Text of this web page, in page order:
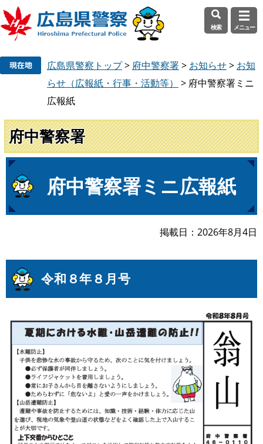
頭
で
す
。
飛
ば
し
て
へ
検索 メニュー
広島県警察トップ> 府中警察署> お知らせ> お知
らせ（広報紙・行事・活動等）
> 府中警察署ミニ
広報紙
府中警察署
文
府中警察署ミニ広報紙
掲載日 2026年8月4日
令和８年８月号